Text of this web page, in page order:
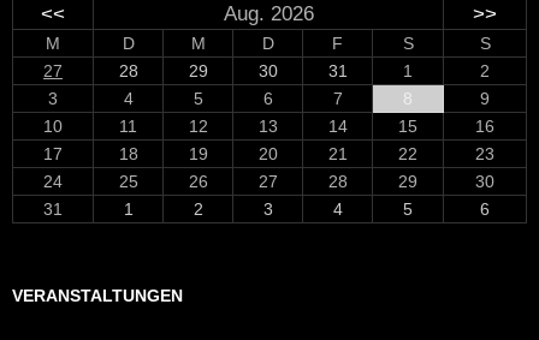
<< Aug. 2026 >>
M D M D F S
S
27
28 29 30 31 1
2
3
4 5 6 7 8
9
10
11 12 13 14 15
16
17
18 19 20 21 22
23
24
25 26 27 28 29
30
31
1 2 3 4 5 6
VERANSTALTUNGEN